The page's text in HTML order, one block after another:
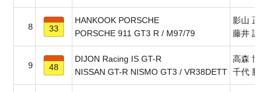
8 33
HANKOOK PORSCHE
PORSCHE 911 GT3 R / M97/79
影山 正
藤井 誠
9 48
DIJON Racing IS GT-R
NISSAN GT-R NISMO GT3 / VR38DETT
高森 博
千代 勝